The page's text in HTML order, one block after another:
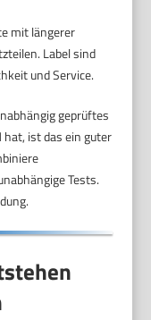
mit längerer
Label sind
und Service.
geprüftes
hat, ist das ein guter
Tests.